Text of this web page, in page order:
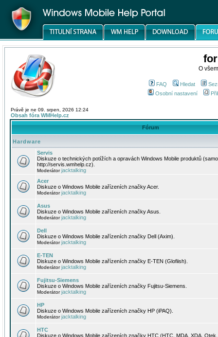
O
FAQ Hledat
Osobní nastavení
Právě je ne 09. srpen, 2026 12:24
Obsah fóra WMHelp.cz
Fórum
Hardware
Servis
Diskuze o technických potížích a opravách Windows Mobile produktů
http://servis.wmhelp.cz).
Moderátorjacktalking
Acer
Diskuze o Windows Mobile zařízeních značky Acer.
Moderátorjacktalking
Asus
Diskuze o Windows Mobile zařízeních značky Asus.
Moderátorjacktalking
Dell
Diskuze o Windows Mobile zařízeních značky Dell (Axim).
Moderátorjacktalking
E-TEN
Diskuze o Windows Mobile zařízeních značky E-TEN (Glofiish).
Moderátorjacktalking
Fujitsu-Siemens
Diskuze o Windows Mobile zařízeních značky Fujitsu-Siemens.
Moderátorjacktalking
HP
Diskuze o Windows Mobile zařízeních značky HP (iPAQ).
Moderátorjacktalking
HTC
Diskuze o Windows Mobile zařízeních značky HTC (HTC, MDA, XDA,